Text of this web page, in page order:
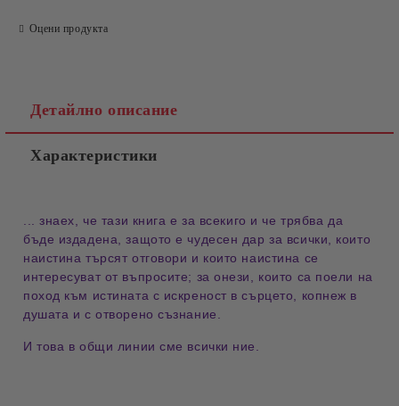
Оцени продукта
Детайлно описание
Характеристики
... знаех, че тази книга е за всекиго и че трябва да
бъде издадена, защото е чудесен дар за всички, които
наистина търсят отговори и които наистина се
интересуват от въпросите; за онези, които са поели на
поход към истината с искреност в сърцето, копнеж в
душата и с отворено съзнание.
И това в общи линии сме всички ние.